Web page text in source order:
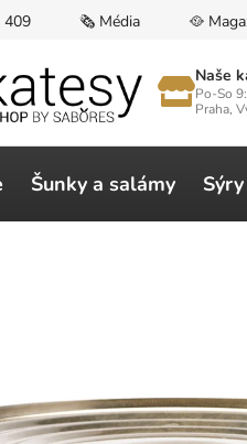
409 🗞️ Média 🥘
Naše
Po-So
Praha,
Šunky a salámy Sýry